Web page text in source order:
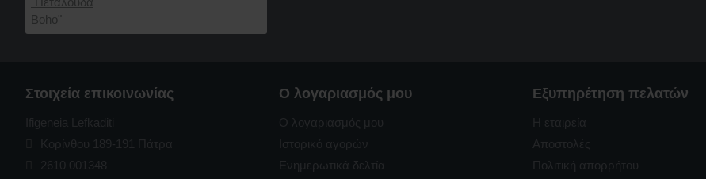
Στοιχεία επικοινωνίας
Ifigeneia Lefkaditi
Κορίνθου 189-191 Πάτρα
2610 001348
Ο λογαριασμός μου
Ο λογαριασμός μου
Ιστορικό αγορών
Ενημερωτικά δελτία
Εξυπηρέτηση πελατών
Η εταιρεία
Αποστολές
Πολιτική απορρήτου